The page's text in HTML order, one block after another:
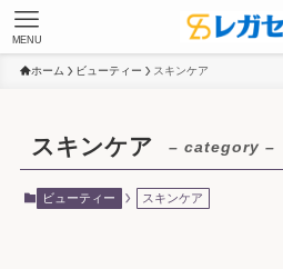
MENU
ホーム ビューティー スキンケア
スキンケア – category –
ビューティー スキンケア